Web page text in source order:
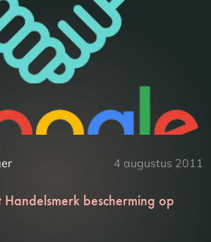
4 augustus 2011
bescherming op